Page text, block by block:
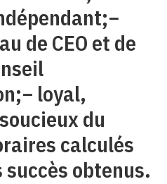
de CEO et de
loyal,
du
calculés
obtenus.